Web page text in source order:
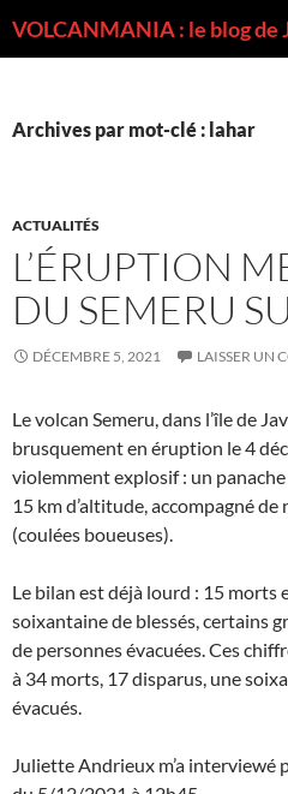
Archives par mot-clé : lahar
ACTUALITÉS
L’ÉRUPTION
DU SEMERU
DÉCEMBRE 5, 2021 LAISSER UN
Le volcan Semeru, dans l’île de
brusquement en éruption le 4
violemment explosif : un
15 km d’altitude, accompagné
(coulées boueuses).
Le bilan est déjà lourd : 15 morts
soixantaine de blessés, certains
de personnes évacuées. Ces
à 34 morts, 17 disparus, une
évacués.
Juliette Andrieux m’a interviewé